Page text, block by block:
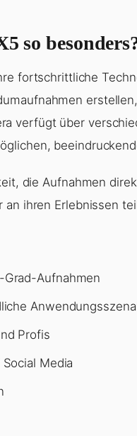
so
fortschrittliche
verfügt über
die Aufnahmen
ihren Erlebnissen
Aufnahmen
Profis
Media